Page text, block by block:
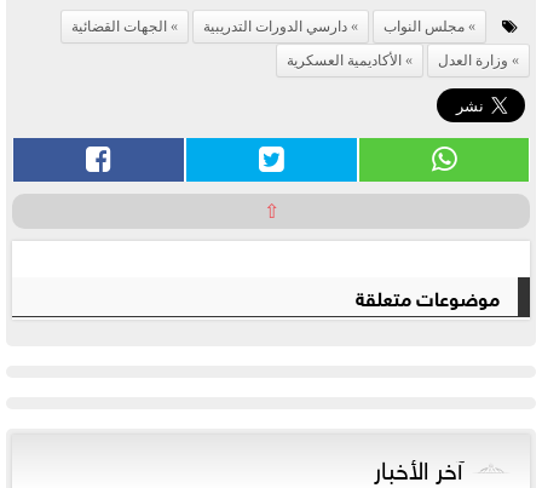
مجلس النواب دارسي الدورات التدريبية
الجهات القضائية
وزارة العدل
الأكاديمية العسكرية
⇧
موضوعات متعلقة
آخر الأخبار